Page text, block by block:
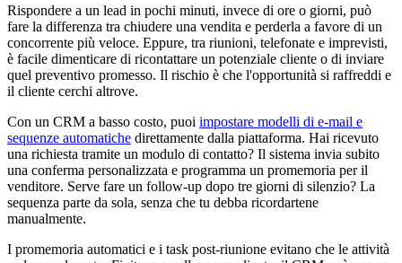
Rispondere a un lead in pochi minuti, invece di ore o giorni, può
fare la differenza tra chiudere una vendita e perderla a favore di un
concorrente più veloce. Eppure, tra riunioni, telefonate e imprevisti,
è facile dimenticare di ricontattare un potenziale cliente o di inviare
quel preventivo promesso. Il rischio è che l'opportunità si raffreddi e
il cliente cerchi altrove.
Con un CRM a basso costo, puoi impostare modelli di e-mail e
sequenze automatiche direttamente dalla piattaforma. Hai ricevuto
una richiesta tramite un modulo di contatto? Il sistema invia subito
una conferma personalizzata e programma un promemoria per il
venditore. Serve fare un follow-up dopo tre giorni di silenzio? La
sequenza parte da sola, senza che tu debba ricordartene
manualmente.
I promemoria automatici e i task post-riunione evitano che le attività